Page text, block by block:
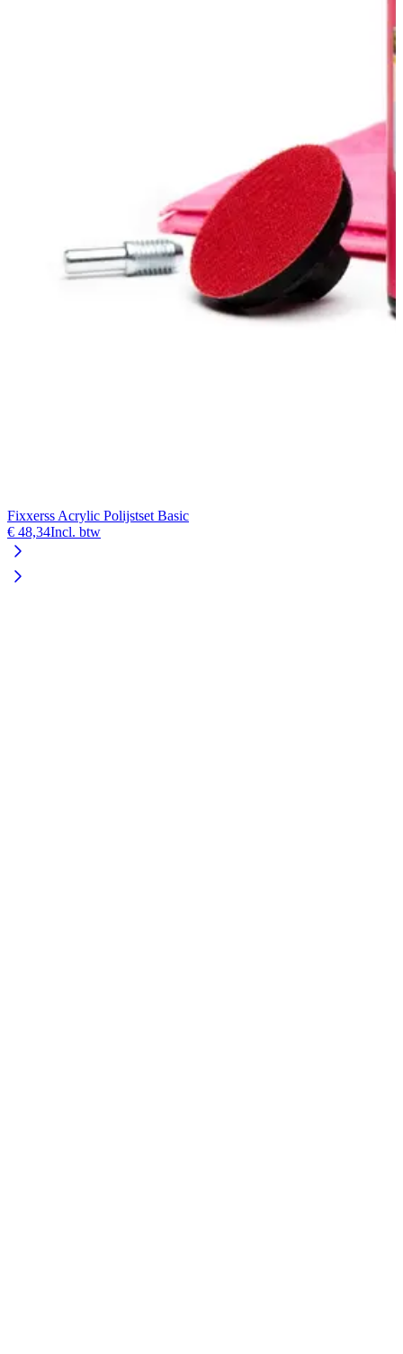
Fixxerss Acrylic Polijstset Basic
€ 48,34Incl. btw